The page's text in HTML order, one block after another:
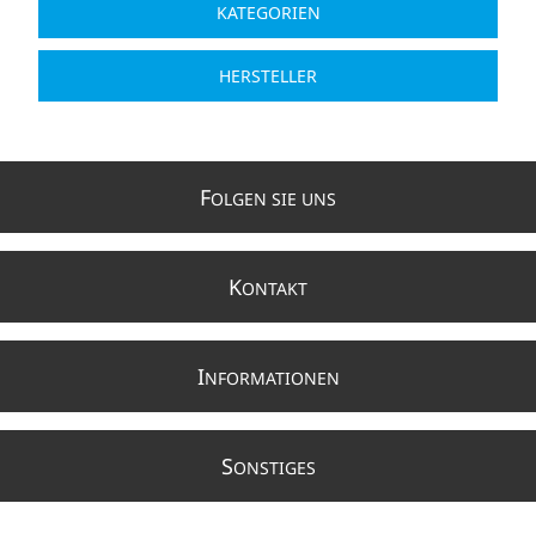
KATEGORIEN
HERSTELLER
FOLGEN SIE UNS
KONTAKT
INFORMATIONEN
SONSTIGES